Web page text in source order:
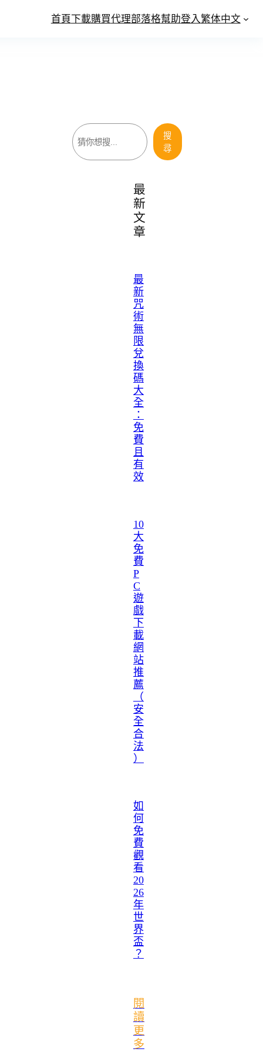
首頁下載購買代理部落格幫助登入繁体中文
搜
尋
搜
尋
最
新
文
章
最
新
咒
術
無
限
兌
換
碼
大
全
：
免
費
且
有
效
10
大
免
費
P
C
遊
戲
下
載
網
站
推
薦
（
安
全
合
法
）
如
何
免
費
觀
看
20
26
年
世
界
盃
？
閱
讀
更
多